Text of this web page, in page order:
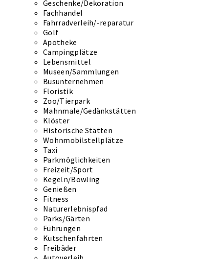
Geschenke/Dekoration
Fachhandel
Fahrradverleih/-reparatur
Golf
Apotheke
Campingplätze
Lebensmittel
Museen/Sammlungen
Busunternehmen
Floristik
Zoo/Tierpark
Mahnmale/Gedänkstätten
Klöster
Historische Stätten
Wohnmobilstellplätze
Taxi
Parkmöglichkeiten
Freizeit/Sport
Kegeln/Bowling
Genießen
Fitness
Naturerlebnispfad
Parks/Gärten
Führungen
Kutschenfahrten
Freibäder